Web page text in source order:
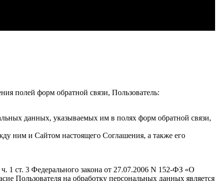
полей форм обратной связи, Пользователь:
данных, указываемых им в полях форм обратной связи,
ним и Сайтом настоящего Соглашения, а также его
1 ст. 3 Федерального закона от 27.07.2006 N 152-ФЗ «О
Пользователя на обработку персональных данных является